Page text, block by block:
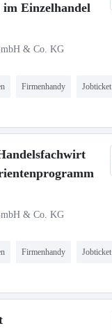
Einzelhandel
& Co. KG
Firmenhandy Jobticket
& Co. KG
Firmenhandy Jobticket